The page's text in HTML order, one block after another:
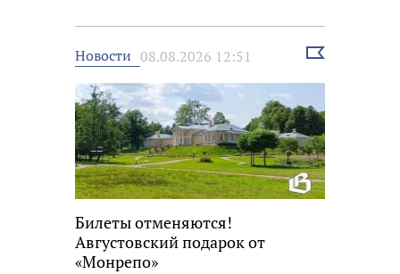
Новости 08.08.2026 12:51
Выбрать
Билеты отменяются!
Августовский подарок от
«Монрепо»